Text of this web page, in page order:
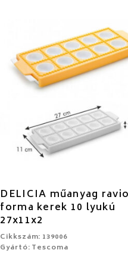
DELICIA műanyag
forma kerek 10 lyukú
27x11x2
Cikkszám: 139006
Gyártó: Tescoma